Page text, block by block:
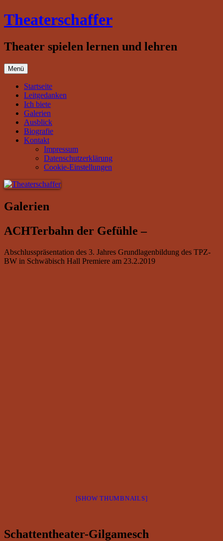
Zum
Inhalt
Theaterschaffer
Theater spielen lernen und lehren
Menü
Startseite
Leitgedanken
Ich biete
Galerien
Ausblick
Biografie
Kontakt
Impressum
Datenschutzerklärung
Cookie-Einstellungen
Galerien
ACHTerbahn der Gefühle –
Abschlusspräsentation des 3. Jahres Grundlagenbildung des TPZ-
BW in Schwäbisch Hall Premiere am 23.2.2019
[SHOW THUMBNAILS]
Schattentheater-Gilgamesch